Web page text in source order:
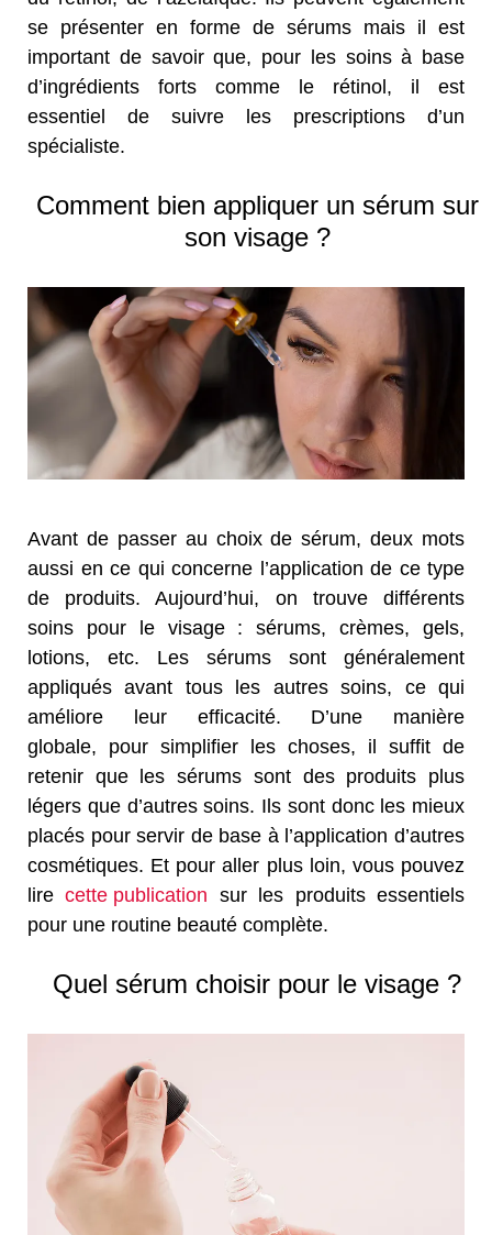
se présenter en forme de sérums mais il est
important de savoir que, pour les soins à base
d’ingrédients forts comme le rétinol, il est
essentiel de suivre les prescriptions d’un
spécialiste.
Comment bien appliquer un sérum sur
son visage ?
Avant de passer au choix de sérum, deux mots
aussi en ce qui concerne l’application de ce type
de produits. Aujourd’hui, on trouve différents
soins pour le visage : sérums, crèmes, gels,
lotions, etc. Les sérums sont généralement
appliqués avant tous les autres soins, ce qui
améliore leur efficacité. D’une manière
globale, pour simplifier les choses, il suffit de
retenir que les sérums sont des produits plus
légers que d’autres soins. Ils sont donc les mieux
placés pour servir de base à l’application d’autres
cosmétiques. Et pour aller plus loin, vous pouvez
lirecette publication sur les produits essentiels
pour une routine beauté complète.
Quel sérum choisir pour le visage ?